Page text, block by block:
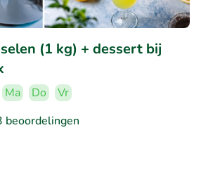
(1 kg) + dessert bij
Ma Do
Vr
beoordelingen